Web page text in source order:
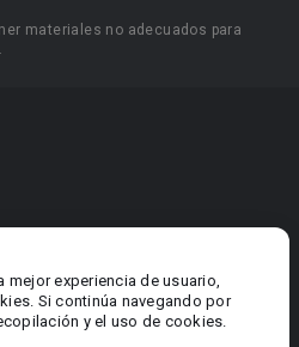
mejor experiencia de usuario,
Si continúa navegando por
y el uso de cookies.
materiales no adecuados para
libros